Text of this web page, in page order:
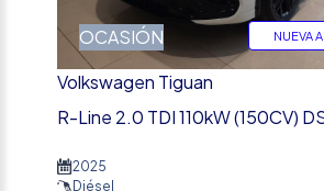
OCASIÓN NUEVA
Volkswagen Tiguan
R-Line 2.0 TDI 110kW (150CV)
2025
Diésel